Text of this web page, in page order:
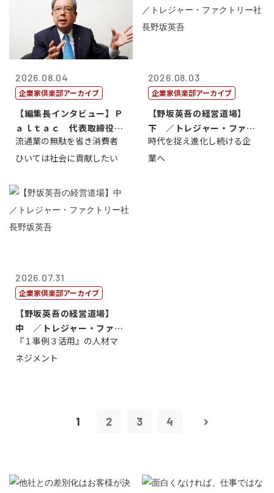
2026.08.04
企業家倶楽部アーカイブ
【編集長インタビュー】Ｐ
ａｌｔａｃ 代表取締役会
長三木田國夫
流通業の無駄を省き消費者
ひいては社会に貢献したい
2026.08.03
企業家倶楽部アーカイブ
【野坂英吾の経営道場】
下 ／トレジャー・ファク
トリー社長野坂...
時代を捉え進化し続ける企
業へ
2026.07.31
企業家倶楽部アーカイブ
【野坂英吾の経営道場】
中 ／トレジャー・ファク
トリー社長野坂...
『１事例３活用』の人材マ
ネジメント
1 2 3 4